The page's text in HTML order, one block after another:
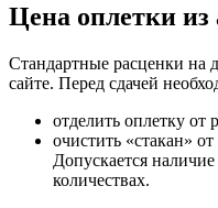
Цена оплетки
Стандартные расценки на
сайте. Перед сдачей
отделить оплетку от
очистить «стакан»
Допускается
количествах.